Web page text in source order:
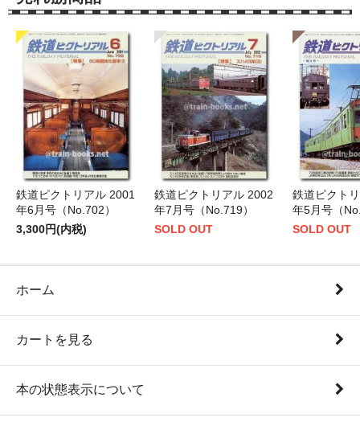
鉄道ピクトリアル 2001
年6月号（No.702）
3,300円(内税)
鉄道ピクトリアル 2002
年7月号（No.719）
SOLD OUT
鉄道ピクト
年5月号（
SOLD OUT
ホーム
カートを見る
本の状態表示について